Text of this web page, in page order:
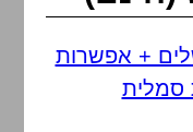
+ אפשרות
סמלית